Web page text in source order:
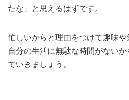
たな」と思えるはずです。
忙しいからと理由をつけて趣味や
自分の生活に無駄な時間がない
ていきましょう。